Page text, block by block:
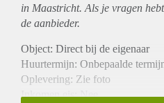
in Maastricht. Als je vragen
de aanbieder.
Object: Direct bij de eigenaar
Huurtermijn: Onbepaalde
Oplevering: Zie foto
Inkomen eis: Nee